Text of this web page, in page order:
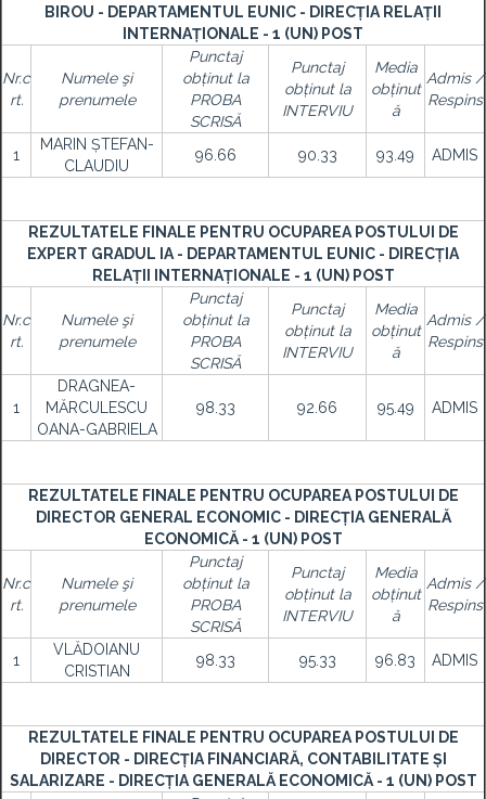
BIROU - DEPARTAMENTUL EUNIC - DIRECȚIA RELAȚII
INTERNAȚIONALE - 1 (UN) POST
Nr.c
rt.
Numele şi
prenumele
Punctaj
obținut la
PROBA
SCRISĂ
Punctaj
obținut la
INTERVIU
Media
obținut
ă
Admis /
Respins
1
MARIN ȘTEFAN-
CLAUDIU
96.66 90.33 93.49 ADMIS
REZULTATELE FINALE PENTRU OCUPAREA POSTULUI DE
EXPERT GRADUL IA - DEPARTAMENTUL EUNIC - DIRECȚIA
RELAȚII INTERNAȚIONALE - 1 (UN) POST
Nr.c
rt.
Numele şi
prenumele
Punctaj
obținut la
PROBA
SCRISĂ
Punctaj
obținut la
INTERVIU
Media
obținut
ă
Admis /
Respins
1
DRAGNEA-
MĂRCULESCU
OANA-GABRIELA
98.33 92.66 95.49 ADMIS
REZULTATELE FINALE PENTRU OCUPAREA POSTULUI DE
DIRECTOR GENERAL ECONOMIC - DIRECȚIA GENERALĂ
ECONOMICĂ - 1 (UN) POST
Nr.c
rt.
Numele şi
prenumele
Punctaj
obținut la
PROBA
SCRISĂ
Punctaj
obținut la
INTERVIU
Media
obținut
ă
Admis /
Respins
1
VLĂDOIANU
CRISTIAN
98.33 95.33 96.83 ADMIS
REZULTATELE FINALE PENTRU OCUPAREA POSTULUI DE
DIRECTOR - DIRECȚIA FINANCIARĂ, CONTABILITATE ȘI
SALARIZARE - DIRECȚIA GENERALĂ ECONOMICĂ - 1 (UN) POST